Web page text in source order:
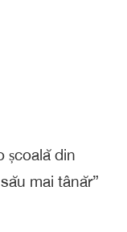
școală din
mai tânăr”